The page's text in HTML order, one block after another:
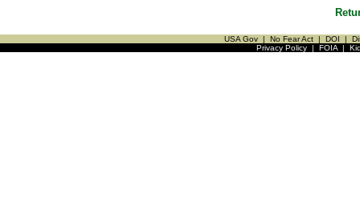
USA Gov | No Fear Act | DOI |
Privacy Policy| FOIA|